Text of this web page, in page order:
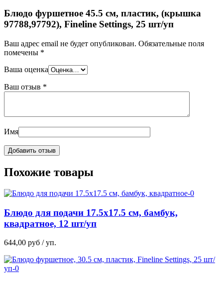
Блюдо фуршетное 45.5 см, пластик, (крышка
97788,97792), Fineline Settings, 25 шт/уп
Ваш адрес email не будет опубликован. Обязательные поля
помечены *
Ваша оценка
Ваш отзыв *
Имя
Похожие товары
Блюдо для подачи 17.5х17.5 см, бамбук,
квадратное, 12 шт/уп
644,00 руб / уп.